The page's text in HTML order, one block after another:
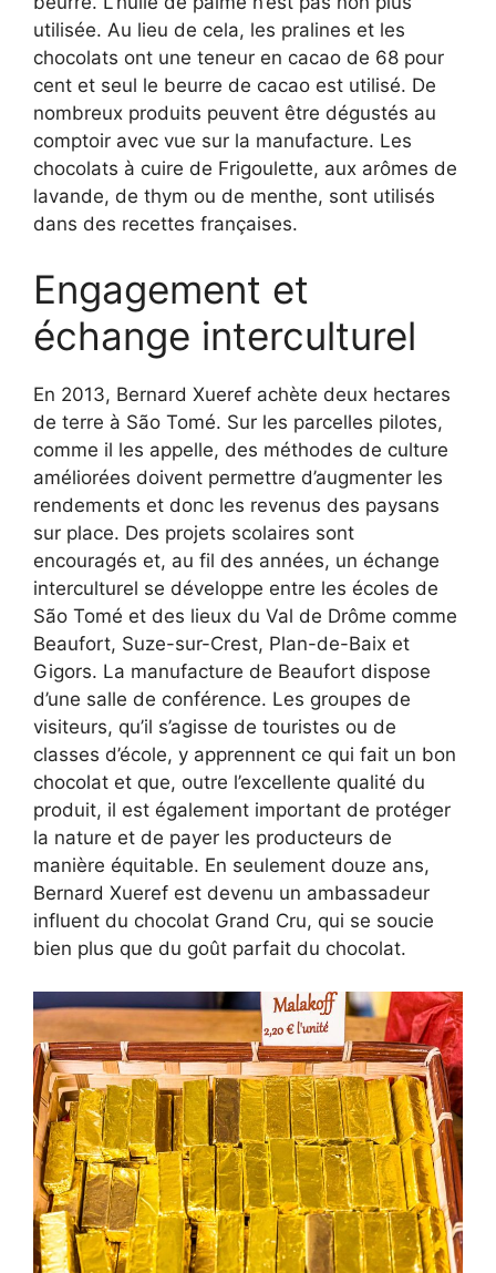
utilisée. Au lieu de cela, les pralines et les
chocolats ont une teneur en cacao de 68 pour
cent et seul le beurre de cacao est utilisé. De
nombreux produits peuvent être dégustés au
comptoir avec vue sur la manufacture. Les
chocolats à cuire de Frigoulette, aux arômes de
lavande, de thym ou de menthe, sont utilisés
dans des recettes françaises.
Engagement et
échange interculturel
En 2013, Bernard Xueref achète deux hectares
de terre à São Tomé. Sur les parcelles pilotes,
comme il les appelle, des méthodes de culture
améliorées doivent permettre d’augmenter les
rendements et donc les revenus des paysans
sur place. Des projets scolaires sont
encouragés et, au fil des années, un échange
interculturel se développe entre les écoles de
São Tomé et des lieux du Val de Drôme comme
Beaufort, Suze-sur-Crest, Plan-de-Baix et
Gigors. La manufacture de Beaufort dispose
d’une salle de conférence. Les groupes de
visiteurs, qu’il s’agisse de touristes ou de
classes d’école, y apprennent ce qui fait un bon
chocolat et que, outre l’excellente qualité du
produit, il est également important de protéger
la nature et de payer les producteurs de
manière équitable. En seulement douze ans,
Bernard Xueref est devenu un ambassadeur
influent du chocolat Grand Cru, qui se soucie
bien plus que du goût parfait du chocolat.